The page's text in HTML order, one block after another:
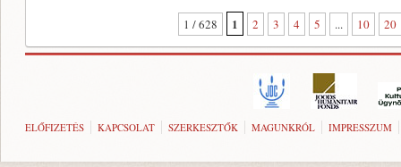
1 / 628 1 2 3 4 5 ... 10 20
ELŐFIZETÉS KAPCSOLAT SZERKESZTŐK MAGUNKRÓL IMPRESSZUM